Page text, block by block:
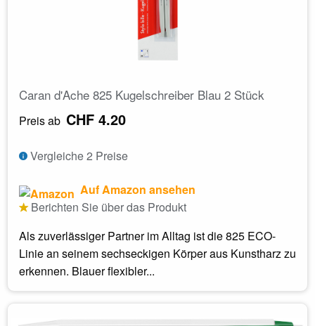
Caran d'Ache 825 Kugelschreiber Blau 2 Stück
Preis ab CHF 4.20
Vergleiche 2 Preise
Auf Amazon ansehen
Berichten Sie über das Produkt
Als zuverlässiger Partner im Alltag ist die 825 ECO-
Linie an seinem sechseckigen Körper aus Kunstharz zu
erkennen. Blauer flexibler...